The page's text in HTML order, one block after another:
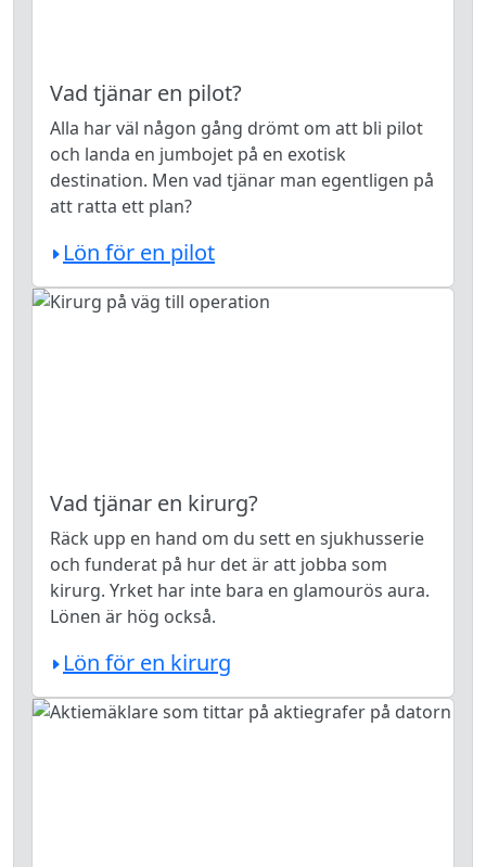
Vad tjänar en pilot?
Alla har väl någon gång drömt om att bli pilot
och landa en jumbojet på en exotisk
destination. Men vad tjänar man egentligen på
att ratta ett plan?
Lön för en pilot
Vad tjänar en kirurg?
Räck upp en hand om du sett en sjukhusserie
och funderat på hur det är att jobba som
kirurg. Yrket har inte bara en glamourös aura.
Lönen är hög också.
Lön för en kirurg